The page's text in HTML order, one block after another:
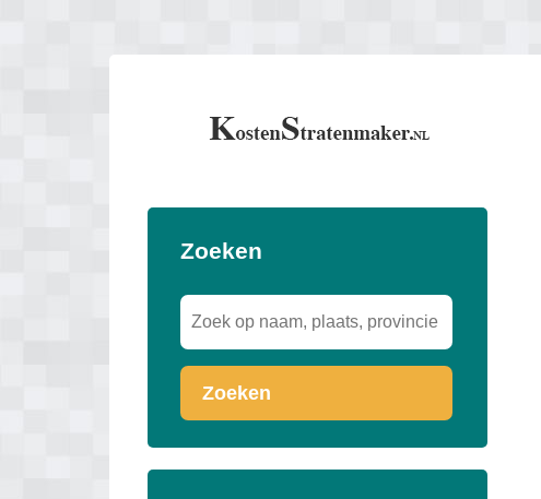
Zoeken
Zoeken